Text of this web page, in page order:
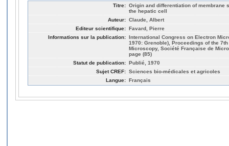
Titre: Origin and differentiation of membrane
the hepatic cell
Auteur: Claude, Albert
Editeur scientifique: Favard, Pierre
Informations sur la publication: International Congress on Electron
1970: Grenoble), Proceedings of the
Microscopy, Société Française de
page (85)
Statut de publication: Publié, 1970
Sujet CREF: Sciences bio-médicales et agricoles
Langue: Français